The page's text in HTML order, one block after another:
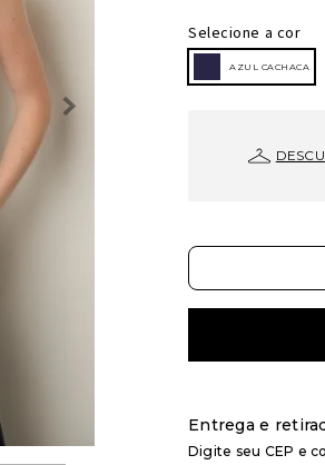
Selecione a cor
AZUL CACHACA
Entrega e
Digite seu CEP e